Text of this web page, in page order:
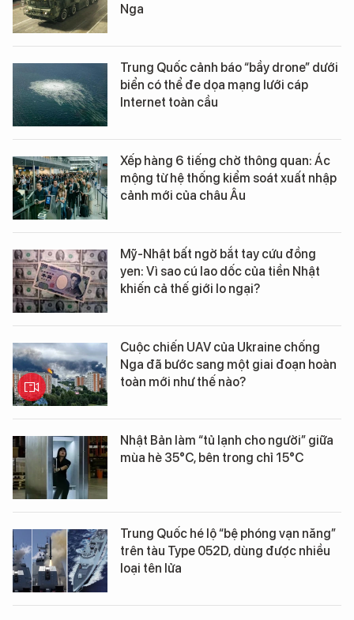
Nga
Trung Quốc cảnh báo “bầy drone” dưới
biển có thể đe dọa mạng lưới cáp
Internet toàn cầu
Xếp hàng 6 tiếng chờ thông quan: Ác
mộng từ hệ thống kiểm soát xuất nhập
cảnh mới của châu Âu
Mỹ-Nhật bất ngờ bắt tay cứu đồng
yen: Vì sao cú lao dốc của tiền Nhật
khiến cả thế giới lo ngại?
Cuộc chiến UAV của Ukraine chống
Nga đã bước sang một giai đoạn hoàn
toàn mới như thế nào?
Nhật Bản làm “tủ lạnh cho người” giữa
mùa hè 35°C, bên trong chỉ 15°C
Trung Quốc hé lộ “bệ phóng vạn năng”
trên tàu Type 052D, dùng được nhiều
loại tên lửa